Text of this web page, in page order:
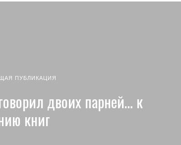
ПУБЛИКАЦИЯ
двоих парней… к
книг